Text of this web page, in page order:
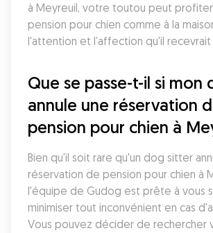
à Meyreuil, votre toutou peut
pension pour chien comme à la
l'attention et l'affection qu'il recevrait
Que se passe-t-il si mon
annule une réservation
pension pour chien à
Bien qu'il soit rare qu'un dog sitter
réservation de pension pour chien à
l'équipe de Gudog est prête à vous
minimiser tout inconvénient en cas
Vous pouvez décider de rechercher